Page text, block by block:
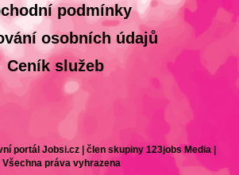
podmínky
osobních údajů
Ceník služeb
portál Jobsi.cz | člen skupiny 123jobs Media |
Všechna práva vyhrazena